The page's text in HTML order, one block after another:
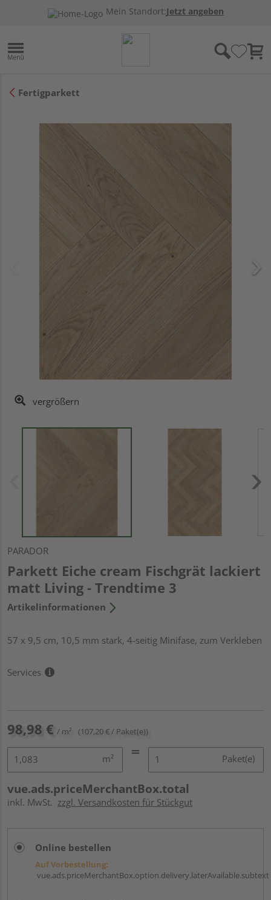
Mein Standort:Jetzt angeben
Fertigparkett
vergrößern
PARADOR
Parkett Eiche cream Fischgrät lackiert
matt Living - Trendtime 3
Artikelinformationen
57 x 9,5 cm, 10,5 mm stark, 4-seitig Minifase, zum Verkleben
Services
98,98 € / m² (107,20 € / Paket(e))
m² Paket(e)
vue.ads.priceMerchantBox.total
inkl. MwSt. zzgl. Versandkosten für Stückgut
Online bestellen
Auf Vorbestellung:
vue.ads.priceMerchantBox.option.delivery.laterAvailable.subtext